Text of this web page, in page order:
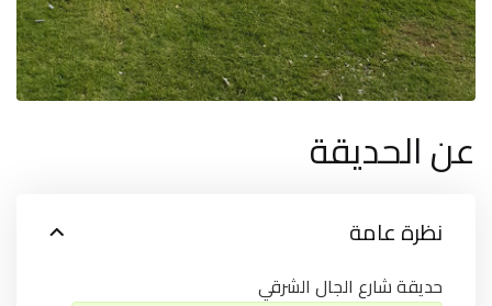
عن الحديقة
نظرة عامة
حديقة شارع الجال الشرقي